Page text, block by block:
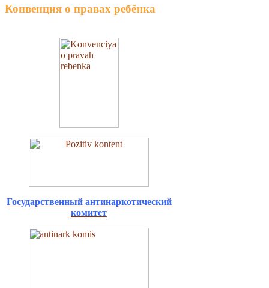
Конвенция о правах ребёнка
Государственный антинаркотический
комитет